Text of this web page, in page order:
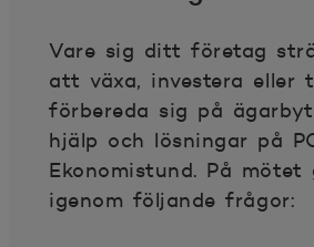
Vare sig ditt företag
att växa, investera eller
förbereda sig på
hjälp och lösningar på
Ekonomistund. På mötet
igenom följande frågor: